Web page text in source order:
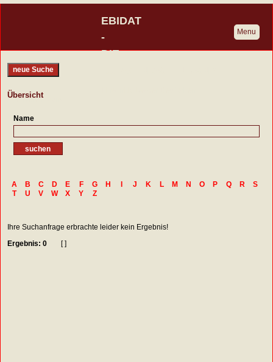
EBIDAT
-
DIE
Burgenvereinigung
Menu
neue Suche
Übersicht
Name
A B C D E F G H J K L M N O P Q R
S
T
U V W X Y Z
Ihre Suchanfrage erbrachte leider kein Ergebnis!
Ergebnis: 0
[ ]